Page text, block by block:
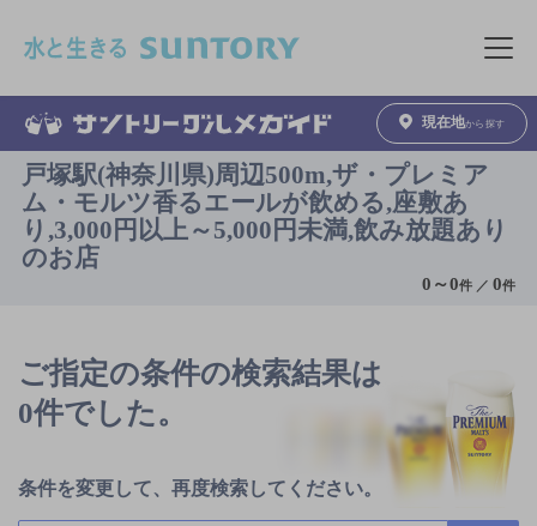
メニュ
現在地から探す
戸塚駅(神奈川県)周辺500m,ザ・プレミア
ム・モルツ香るエールが飲める,座敷あ
り,3,000円以上～5,000円未満,飲み放題あり
のお店
0 ～0件 ／0件
ご指定の条件の検索結果は
0件でした。
条件を変更して、再度検索してください。